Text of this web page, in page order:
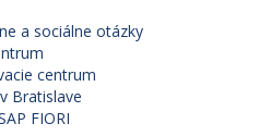
a sociálne otázky
centrum
Bratislave
FIORI